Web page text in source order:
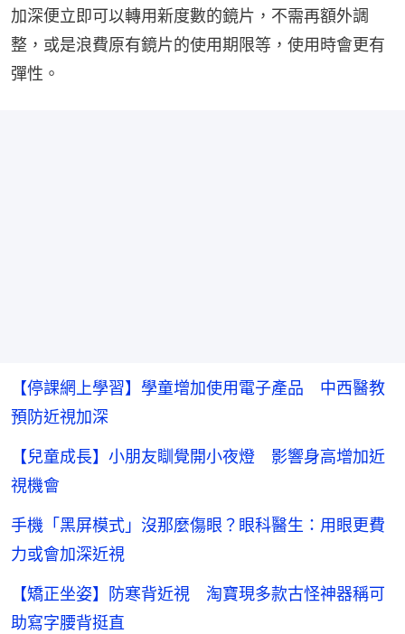
加深便立即可以轉用新度數的鏡片，不需再額外調
整，或是浪費原有鏡片的使用期限等，使用時會更有
彈性。
【停課網上學習】學童增加使用電子產品 中西醫教
預防近視加深
【兒童成長】小朋友瞓覺開小夜燈 影響身高增加近
視機會
手機「黑屏模式」沒那麼傷眼？眼科醫生：用眼更費
力或會加深近視
【矯正坐姿】防寒背近視 淘寶現多款古怪神器稱可
助寫字腰背挺直